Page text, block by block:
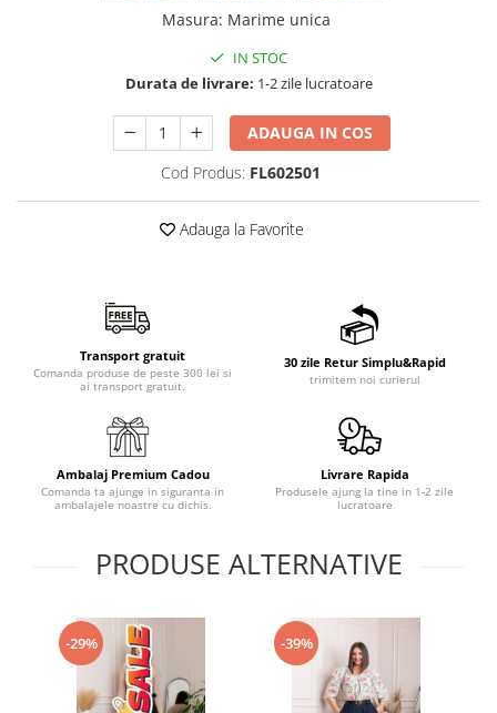
Masura: Marime unica
IN STOC
Durata de livrare: 1-2 zile lucratoare
ADAUGA IN COS
Cod Produs: FL602501
Adauga la Favorite
Transport gratuit
Comanda produse de peste 300 lei si
ai transport gratuit.
30 zile Retur Simplu&Rapid
trimitem noi curierul
Ambalaj Premium Cadou
Comanda ta ajunge in siguranta in
ambalajele noastre cu dichis.
Livrare Rapida
Produsele ajung la tine in 1-2 zile
lucratoare
PRODUSE ALTERNATIVE
-29% -39%